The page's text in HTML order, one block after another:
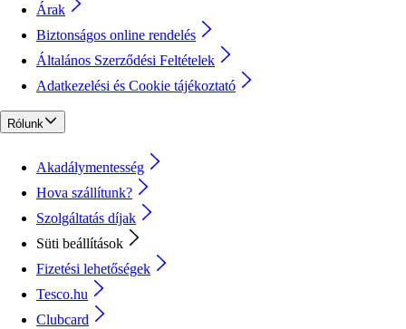
Árak
Biztonságos online rendelés
Általános Szerződési Feltételek
Adatkezelési és Cookie tájékoztató
Rólunk
Akadálymentesség
Hova szállítunk?
Szolgáltatás díjak
Süti beállítások
Fizetési lehetőségek
Tesco.hu
Clubcard